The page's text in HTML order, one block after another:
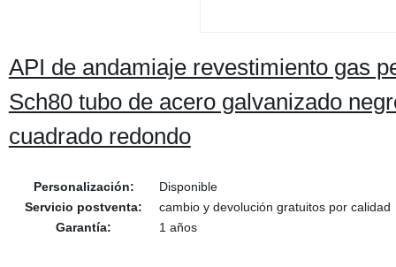
API de andamiaje revestimiento gas
Sch80 tubo de acero galvanizado
cuadrado redondo
Personalización:
Disponible
Servicio postventa:
cambio y devolución gratuitos por calidad
Garantía:
1 años